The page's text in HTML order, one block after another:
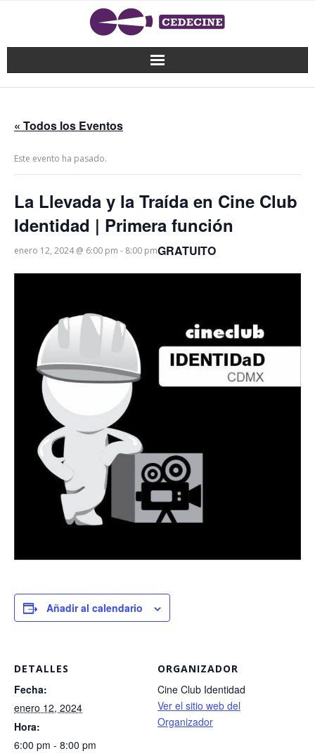
« Todos los Eventos
Este evento ha pasado.
La Llevada y la Traída en Cine Club
Identidad | Primera función
enero 12, 2024 @ 6:00 pm - 8:00 pmGRATUITO
Añadir al calendario
DETALLES
Fecha:
enero 12, 2024
Hora:
6:00 pm - 8:00 pm
ORGANIZADOR
Cine Club Identidad
Ver el sitio web del
Organizador